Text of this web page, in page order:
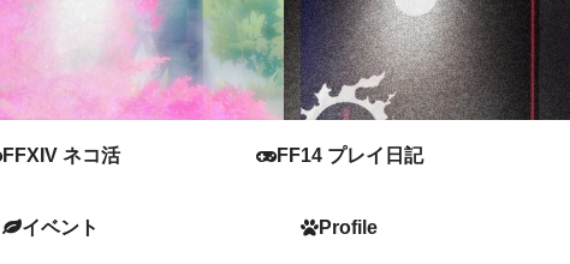
FFXIV ネコ活 FF14 プレイ日記
イベント Profile